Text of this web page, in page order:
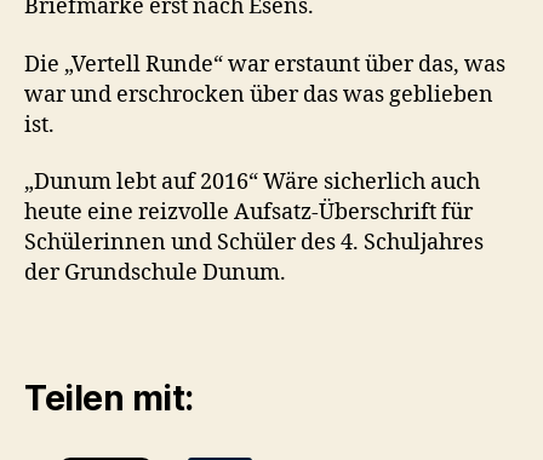
Briefmarke erst nach Esens.
Die „Vertell Runde“ war erstaunt über das, was
war und erschrocken über das was geblieben
ist.
„Dunum lebt auf 2016“ Wäre sicherlich auch
heute eine reizvolle Aufsatz-Überschrift für
Schülerinnen und Schüler des 4. Schuljahres
der Grundschule Dunum.
Teilen mit: